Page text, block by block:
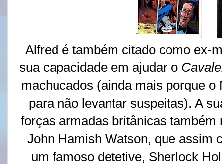
Alfred é também citado como ex-
sua capacidade em ajudar o
machucados (ainda mais porque
para não levantar suspeitas). A
forças armadas britânicas
John Hamish Watson, que assim
um famoso detetive, Sherlock